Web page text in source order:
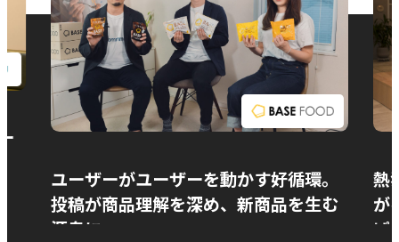
お問い合わせ
ユーザーがユーザーを動かす好循環。
投稿が商品理解を深め、新商品を生む
源泉に
熱
が
ぱ